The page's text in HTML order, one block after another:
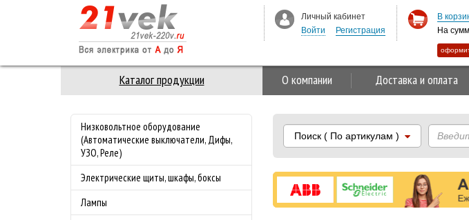
Каталог продукции О компании Доставка и оплата
Низковольтное оборудование
(Автоматические выключатели, Дифы,
УЗО, Реле)
Электрические щиты, шкафы, боксы
Лампы
Поиск( По артикулам )
Личный кабинет
Войти
Регистрация
В
На